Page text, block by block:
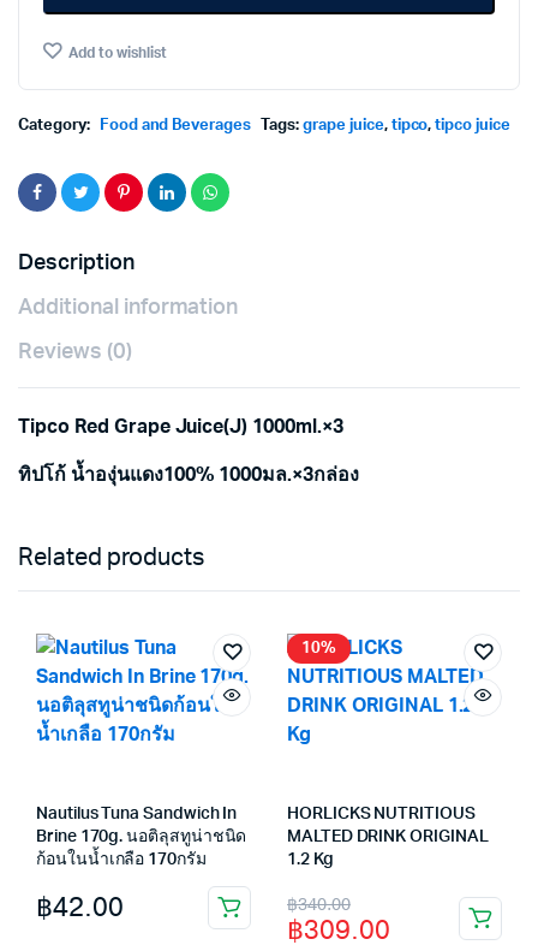
ทิป
น้ำ
1000มล.×3กล่อง
Add to wishlist
Category: Food and Beverages Tags: grape juice, tipco,tipco juice
Description
Additional information
Reviews (0)
Tipco Red Grape Juice(J) 1000ml.×3
ทิปโก้ น้ำองุ่นแดง100% 1000มล.×3กล่อง
Related products
Nautilus Tuna Sandwich In
Brine 170g. นอติลุสทูน่าชนิด
ก้อนในน้ำเกลือ 170กรัม
฿42.00
10%
HORLICKS NUTRITIOUS
MALTED DRINK ORIGINAL
1.2 Kg
฿340.00
Original
฿309.00
Current